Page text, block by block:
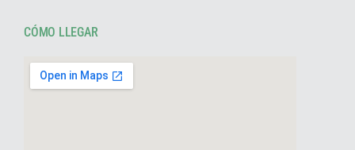
CÓMO LLEGAR